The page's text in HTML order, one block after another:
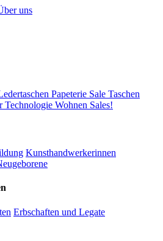
uns
Papeterie Sale Taschen
Technologie Wohnen Sales!
Kunsthandwerkerinnen
Erbschaften und Legate